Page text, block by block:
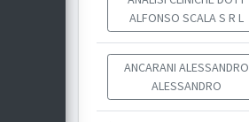
ALFONSO SCALA S R L
ANCARANI ALESSANDRO
ALESSANDRO